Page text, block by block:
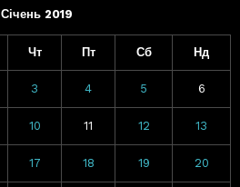
Січень 2019
Чт Пт Сб Нд
3 4 5 6
10 11 12 13
17 18 19 20